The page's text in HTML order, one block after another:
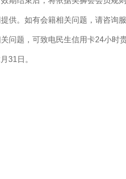
供。如有会籍相关问题，请咨询
问题，可致电民生信用卡24小时
31日。